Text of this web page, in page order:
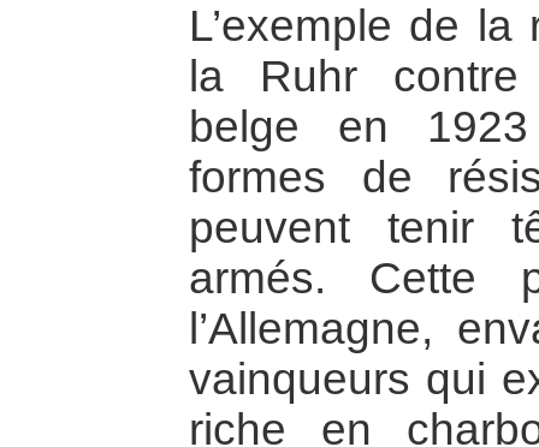
L’exemple de
la Ruhr contre
belge en
formes de
peuvent tenir
armés. Cette
l’Allemagne,
vainqueurs qui
riche en